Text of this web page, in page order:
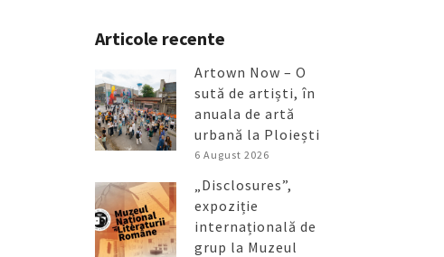
Articole recente
Artown Now – O
sută de artiști, în
anuala de artă
urbană la Ploiești
6 August 2026
„Disclosures”,
expoziție
internațională de
grup la Muzeul